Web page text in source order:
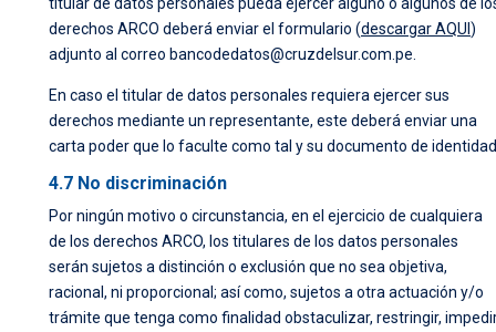
derechos ARCO deberá enviar el formulario (descargar AQUI )
adjunto al correo bancodedatos@cruzdelsur.com.pe.
En caso el titular de datos personales requiera ejercer sus
derechos mediante un representante, este deberá enviar una
carta poder que lo faculte como tal y su documento de
4.7 No discriminación
Por ningún motivo o circunstancia, en el ejercicio de cualquiera
de los derechos ARCO, los titulares de los datos personales
serán sujetos a distinción o exclusión que no sea objetiva,
racional, ni proporcional; así como, sujetos a otra actuación y/o
trámite que tenga como finalidad obstaculizar, restringir,